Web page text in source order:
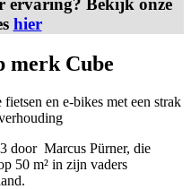
ervaring? Bekijk onze
hier
merk Cube
en e-bikes met een strak
door Marcus Pürner, die
50 m² in zijn vaders